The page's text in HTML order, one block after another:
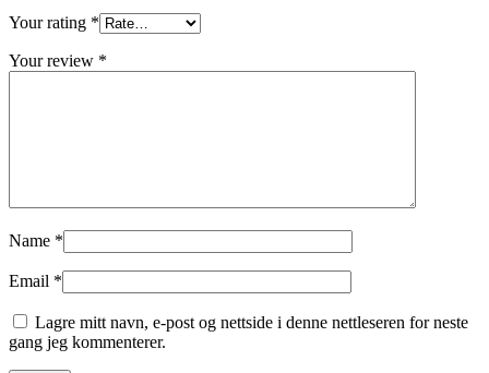
Your rating *
Your review *
Name *
Email *
Lagre mitt navn, e-post og nettside i denne nettleseren for neste
gang jeg kommenterer.